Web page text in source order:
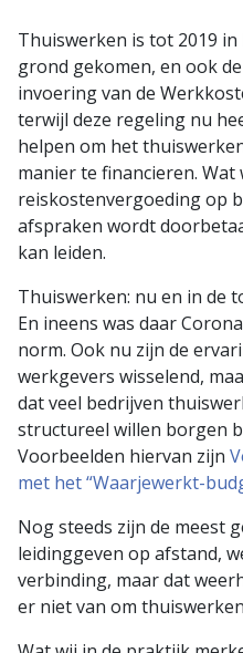
Thuiswerken is tot 2019
grond gekomen, en ook
invoering van de
terwijl deze regeling nu
helpen om het
manier te financieren.
reiskostenvergoeding op
afspraken wordt
kan leiden.
Thuiswerken: nu en in de
En ineens was daar
norm. Ook nu zijn de
werkgevers wisselend,
dat veel bedrijven
structureel willen borgen
Voorbeelden hiervan zijn
met het “Waarjewerkt-
Nog steeds zijn de meest
leidinggeven op afstand,
verbinding, maar dat
er niet van om